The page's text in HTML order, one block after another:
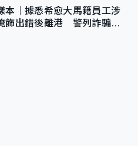
本｜據悉希愈大馬籍員工涉
飾出錯後離港 警列詐騙